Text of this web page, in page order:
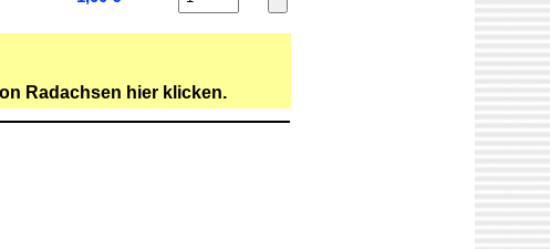
Radachsen hier klicken.